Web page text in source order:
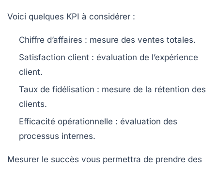
Voici quelques KPI à considérer :
Chiffre d’affaires : mesure des ventes totales.
Satisfaction client : évaluation de l’expérience
client.
Taux de fidélisation : mesure de la rétention des
clients.
Efficacité opérationnelle : évaluation des
processus internes.
Mesurer le succès vous permettra de prendre des